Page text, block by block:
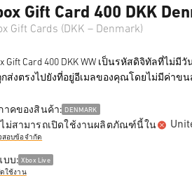
Gift Card 400 DKK
Gift Cards (DKK – Denmark)
Gift Card 400 DKK WW เป็นรหัสดิจิทัลที่ไ
กส่งตรงไปยังที่อยู่อีเมลของคุณโดยไม่มีค่าขน
าคของสินค้า: DENMARK
ม่สามารถเปิดใช้งานผลิตภัณฑ์นี้ใน
สอบข้อจำกัด
บบ: Xbox Live
ดใช้งาน